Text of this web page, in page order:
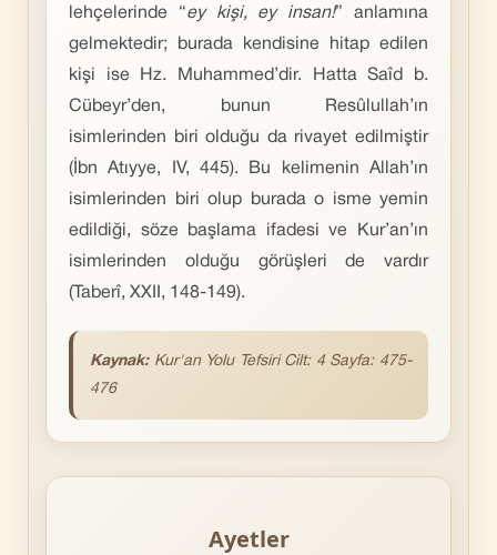
lehçelerinde “ey kişi, ey insan!” anlamına
gelmektedir; burada kendisine hitap edilen
kişi ise Hz. Muhammed’dir. Hatta Saîd b.
Cübeyr’den, bunun Resûlullah’ın
isimlerinden biri olduğu da rivayet edilmiştir
(İbn Atıyye, IV, 445). Bu kelimenin Allah’ın
isimlerinden biri olup burada o isme yemin
edildiği, söze başlama ifadesi ve Kur’an’ın
isimlerinden olduğu görüşleri de vardır
(Taberî, XXII, 148-149).
Kaynak: Kur'an Yolu Tefsiri Cilt: 4 Sayfa: 475-
476
Ayetler